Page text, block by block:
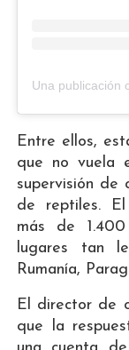
Una publicación
Entre ellos,
que no vuela
supervisión de
de reptiles.
más de
lugares tan
Rumanía,
El director de
que la